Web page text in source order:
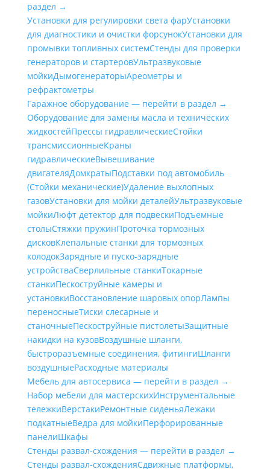
раздел →
Установки для регулировки света фарУстановки
для диагностики и очистки форсунокУстановки для
промывки топливных системСтенды для проверки
генераторов и стартеровУльтразвуковые
мойкиДымогенераторыАреометры и
рефрактометры
Гаражное оборудование — перейти в раздел →
Оборудование для замены масла и технических
жидкостейПрессы гидравлическиеСтойки
трансмиссионныеКраны
гидравлическиеВывешивание
двигателяДомкратыПодставки под автомобиль
(Стойки механические)Удаление выхлопных
газовУстановки для мойки деталейУльтразвуковые
мойкиЛюфт детектор для подвескиПодъемные
столыСтяжки пружинПроточка тормозных
дисковКлепальные станки для тормозных
колодокЗарядные и пуско-зарядные
устройстваСверлильные станкиТокарные
станкиПескоструйные камеры и
установкиВосстановление шаровых опорЛампы
переносныеТиски слесарные и
станочныеПескоструйные пистолетыЗащитные
накидки на кузовВоздушные шланги,
быстроразъемные соединения, фитингиШланги
воздушныеРасходные материалы
Мебель для автосервиса — перейти в раздел →
Набор мебели для мастерскихИнструментальные
тележкиВерстакиРемонтные сиденьяЛежаки
подкатныеВедра для мойкиПерфорированные
панелиШкафы
Стенды развал-схождения — перейти в раздел →
Стенды развал-схожденияСдвижные платформы,